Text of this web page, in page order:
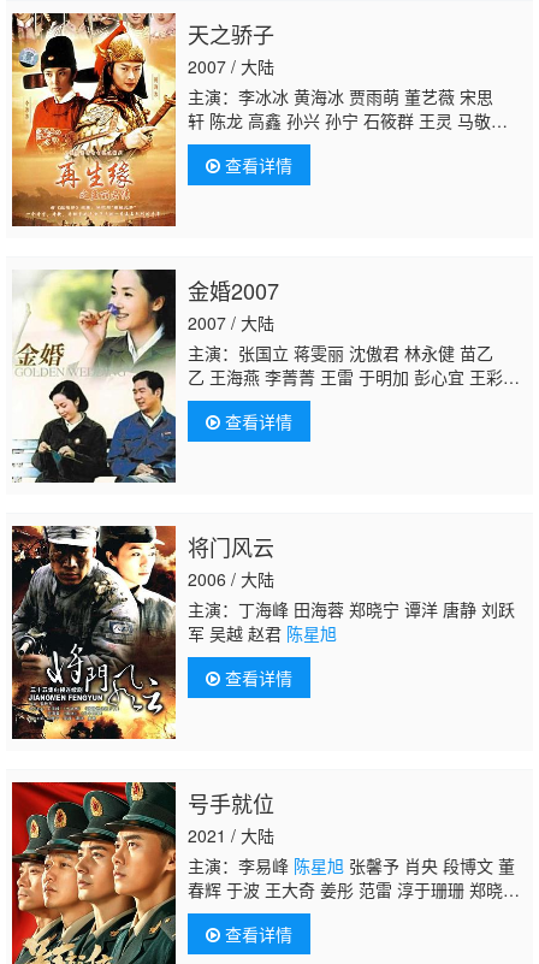
天之骄子
2007 / 大陆
主演：李冰冰 黄海冰 贾雨萌 董艺薇 宋思
轩 陈龙 高鑫 孙兴 孙宁 石筱群 王灵 马敬
涵陈星旭关晓彤 王明智 徐美玲 胡明 贺镪 刘
卫华 洪宗义 高德海 崔一贵 段秋旭 陶吉兴 邢
军
查看详情
金婚2007
2007 / 大陆
主演：张国立 蒋雯丽 沈傲君 林永健 苗乙
乙 王海燕 李菁菁 王雷 于明加 彭心宜 王彩
平 张晓龙 严敏裘 冯雷 赵秦 贺刚 于滨 张
英 普超英 丁勇岱 赵丽颖
查看详情
将门风云
2006 / 大陆
主演：丁海峰 田海蓉 郑晓宁 谭洋 唐静 刘跃
军 吴越 赵君 陈星旭
查看详情
号手就位
2021 / 大陆
主演：李易峰 陈星旭张馨予 肖央 段博文 董
春辉 于波 王大奇 姜彤 范雷 淳于珊珊 郑晓
宁 桑茗胜 章申 杜源 于震 温峥嵘 赵岩松 郑
玉 邓莎 章若楠 汪影馨 曹需恒 吕艳 石兆琪 张
查看详情